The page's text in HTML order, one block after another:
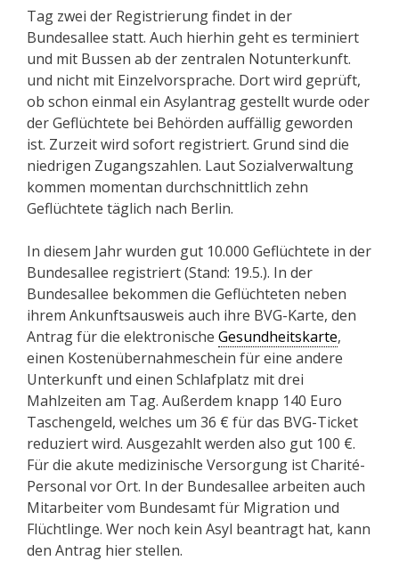
Tag zwei der Registrierung findet in der
Bundesallee statt. Auch hierhin geht es terminiert
und mit Bussen ab der zentralen Notunterkunft.
und nicht mit Einzelvorsprache. Dort wird geprüft,
ob schon einmal ein Asylantrag gestellt wurde oder
der Geflüchtete bei Behörden auffällig geworden
ist. Zurzeit wird sofort registriert. Grund sind die
niedrigen Zugangszahlen. Laut Sozialverwaltung
kommen momentan durchschnittlich zehn
Geflüchtete täglich nach Berlin.
In diesem Jahr wurden gut 10.000 Geflüchtete in der
Bundesallee registriert (Stand: 19.5.). In der
Bundesallee bekommen die Geflüchteten neben
ihrem Ankunftsausweis auch ihre BVG-Karte, den
Antrag für die elektronische Gesundheitskarte,
einen Kostenübernahmeschein für eine andere
Unterkunft und einen Schlafplatz mit drei
Mahlzeiten am Tag. Außerdem knapp 140 Euro
Taschengeld, welches um 36 € für das BVG-Ticket
reduziert wird. Ausgezahlt werden also gut 100 €.
Für die akute medizinische Versorgung ist Charité-
Personal vor Ort. In der Bundesallee arbeiten auch
Mitarbeiter vom Bundesamt für Migration und
Flüchtlinge. Wer noch kein Asyl beantragt hat, kann
den Antrag hier stellen.